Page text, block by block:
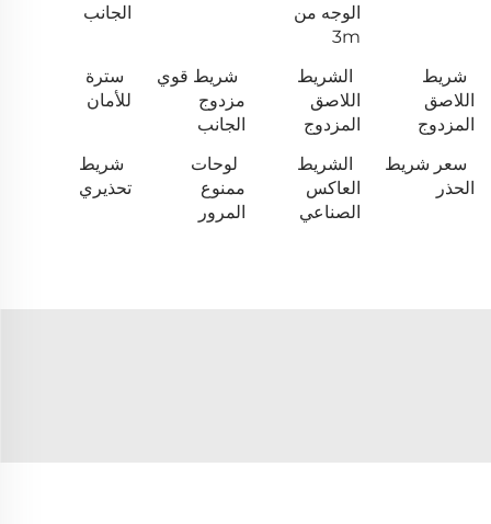
الوجه من
3m
الجانب
شريط
اللاصق
المزدوج
الشريط
اللاصق
المزدوج
شريط قوي
مزدوج
الجانب
سترة
للأمان
سعر شريط
الحذر
الشريط
العاكس
الصناعي
لوحات
ممنوع
المرور
شريط
تحذيري